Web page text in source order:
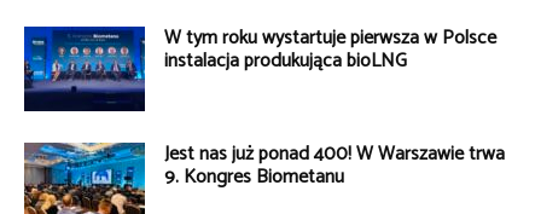
W tym roku wystartuje pierwsza w Polsce
instalacja produkująca bioLNG
Jest nas już ponad 400! W Warszawie trwa
9. Kongres Biometanu